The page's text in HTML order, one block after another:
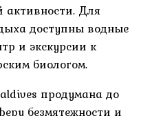
Для
доступны водные
и экскурсии к
биологом.
продумана до
безмятежности и